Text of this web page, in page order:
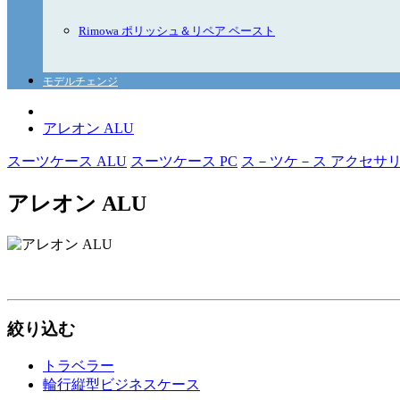
Rimowa ポリッシュ＆リペア ペースト
モデルチェンジ
アレオン ALU
スーツケース ALU スーツケース PC ス－ツケ－ス アクセサ
アレオン ALU
絞り込む
トラベラー
輪行縦型ビジネスケース